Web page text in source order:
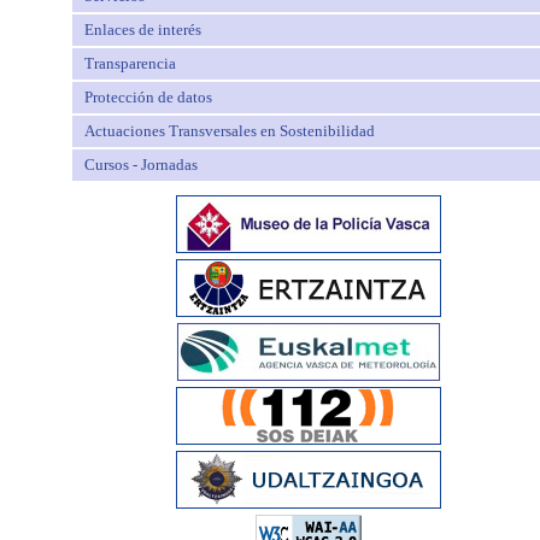
Enlaces de interés
Transparencia
Protección de datos
Actuaciones Transversales en Sostenibilidad
Cursos - Jornadas